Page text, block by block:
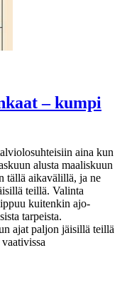
– kumpi
aina kun
alusta maaliskuun
tällä aikavälillä, ja ne
teillä. Valinta
kuitenkin ajo-
tarpeista.
ajat paljon jäisillä teillä